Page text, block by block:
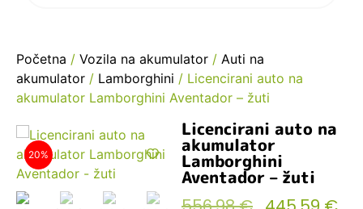
Početna / Vozila na akumulator / Auti na
akumulator / Lamborghini / Licencirani auto na
akumulator Lamborghini Aventador – žuti
20%
Licencirani auto na
akumulator
Lamborghini
Aventador – žuti